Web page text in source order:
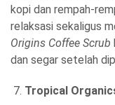
kopi dan rempah-
relaksasi sekaligus
Origins Coffee Scrub
dan segar setelah
Tropical